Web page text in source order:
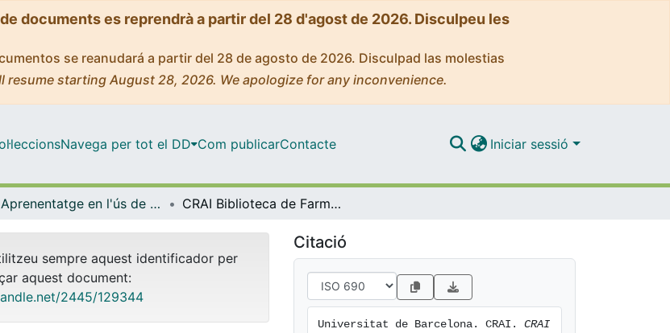
documents es reprendrà a partir del 28 d'agost de 2026. Disculpeu les
se reanudará a partir del 28 de agosto de 2026. Disculpad las molestias
starting August 28, 2026. We apologize for any inconvenience.
Navega per tot el DD Com publicarContacte Iniciar sessió
Aprenentatge en l'ús de serveis i recursos d'informació: tutorials i guies (CRAI-UB) CRAI Biblioteca de Farmacia y Ciencias de la Alimentación. Campus Torribera [texto]. [versiones anteriores]
sempre aquest identificador per
aquest document:
2445/129344
Citació
Universitat de Barcelona. CRAI. CRAI